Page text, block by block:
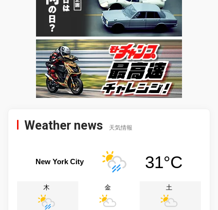
Weather news 天気情報
New York City 31°C
木 金 土